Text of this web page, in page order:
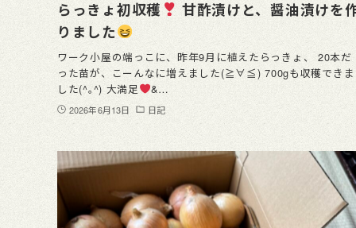
らっきょ初収穫
甘酢漬けと、醤油漬けを
りました
ワーク小屋の端っこに、昨年9月に植えたらっきょ、 20本だ
った苗が、こーんなに増えました(≧∀≦) 700gも収穫できま
した(^｡^) 大満足
&…
2026年6月13日 日記